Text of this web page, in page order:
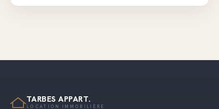
TARBES APPART.
LOCATION IMMOBILIÈRE